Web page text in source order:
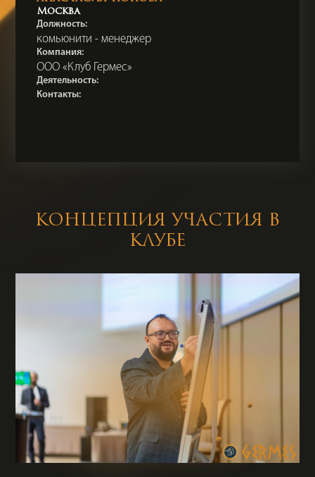
Москва
Должность:
комьюнити - менеджер
Компания:
ООО «Клуб Гермес»
Деятельность:
Контакты:
КОНЦЕПЦИЯ УЧАСТИЯ В
КЛУБЕ